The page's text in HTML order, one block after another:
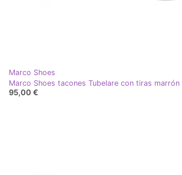
Marco Shoes
Marco Shoes tacones Tubelare con tiras marrón
95,00 €